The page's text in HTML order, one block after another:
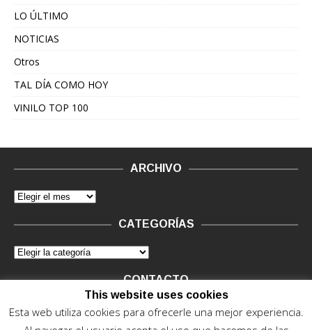
LO ÚLTIMO
NOTICIAS
Otros
TAL DÍA COMO HOY
VINILO TOP 100
ARCHIVO
CATEGORÍAS
CONTACTO
Vinilo Negro.Consultas de anunciantes y Legal, en vinilo at
This website uses cookies
Esta web utiliza cookies para ofrecerle una mejor experiencia.